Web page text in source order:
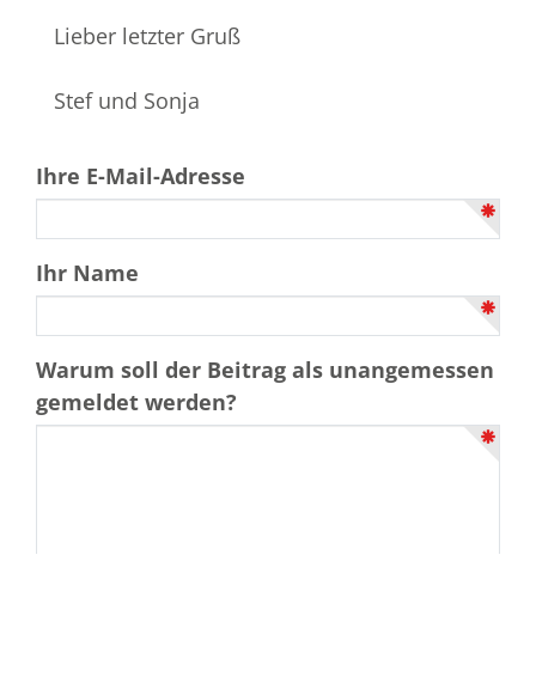
Lieber letzter Gruß
Stef und Sonja
Ihre E-Mail-Adresse
Ihr Name
Warum soll der Beitrag als unangemessen
gemeldet werden?